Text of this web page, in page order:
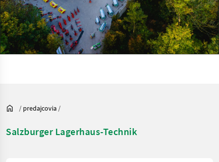
/ predajcovia /
Salzburger Lagerhaus-Technik